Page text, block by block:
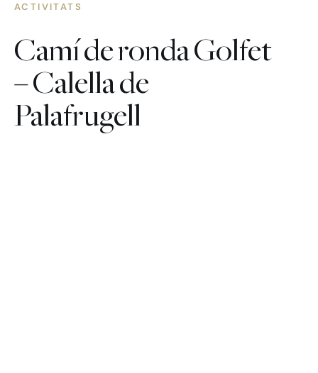
ACTIVITATS
Camí de ronda Golfet
– Calella de
Palafrugell